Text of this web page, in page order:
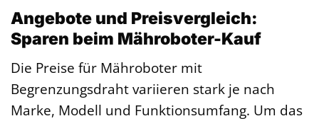
Angebote und Preisvergleich:
Sparen beim Mähroboter-Kauf
Die Preise für Mähroboter mit
Begrenzungsdraht variieren stark je nach
Marke, Modell und Funktionsumfang. Um das